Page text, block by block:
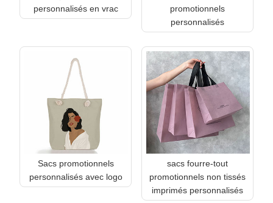
personnalisés en vrac
promotionnels
personnalisés
Sacs promotionnels
personnalisés avec logo
sacs fourre-tout
promotionnels non tissés
imprimés personnalisés